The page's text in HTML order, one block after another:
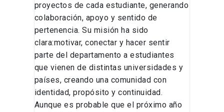
proyectos de cada estudiante, generando
colaboración, apoyo y sentido de
pertenencia. Su misión ha sido
clara:motivar, conectar y hacer sentir
parte del departamento a estudiantes
que vienen de distintas universidades y
países, creando una comunidad con
identidad, propósito y continuidad.
Aunque es probable que el próximo año